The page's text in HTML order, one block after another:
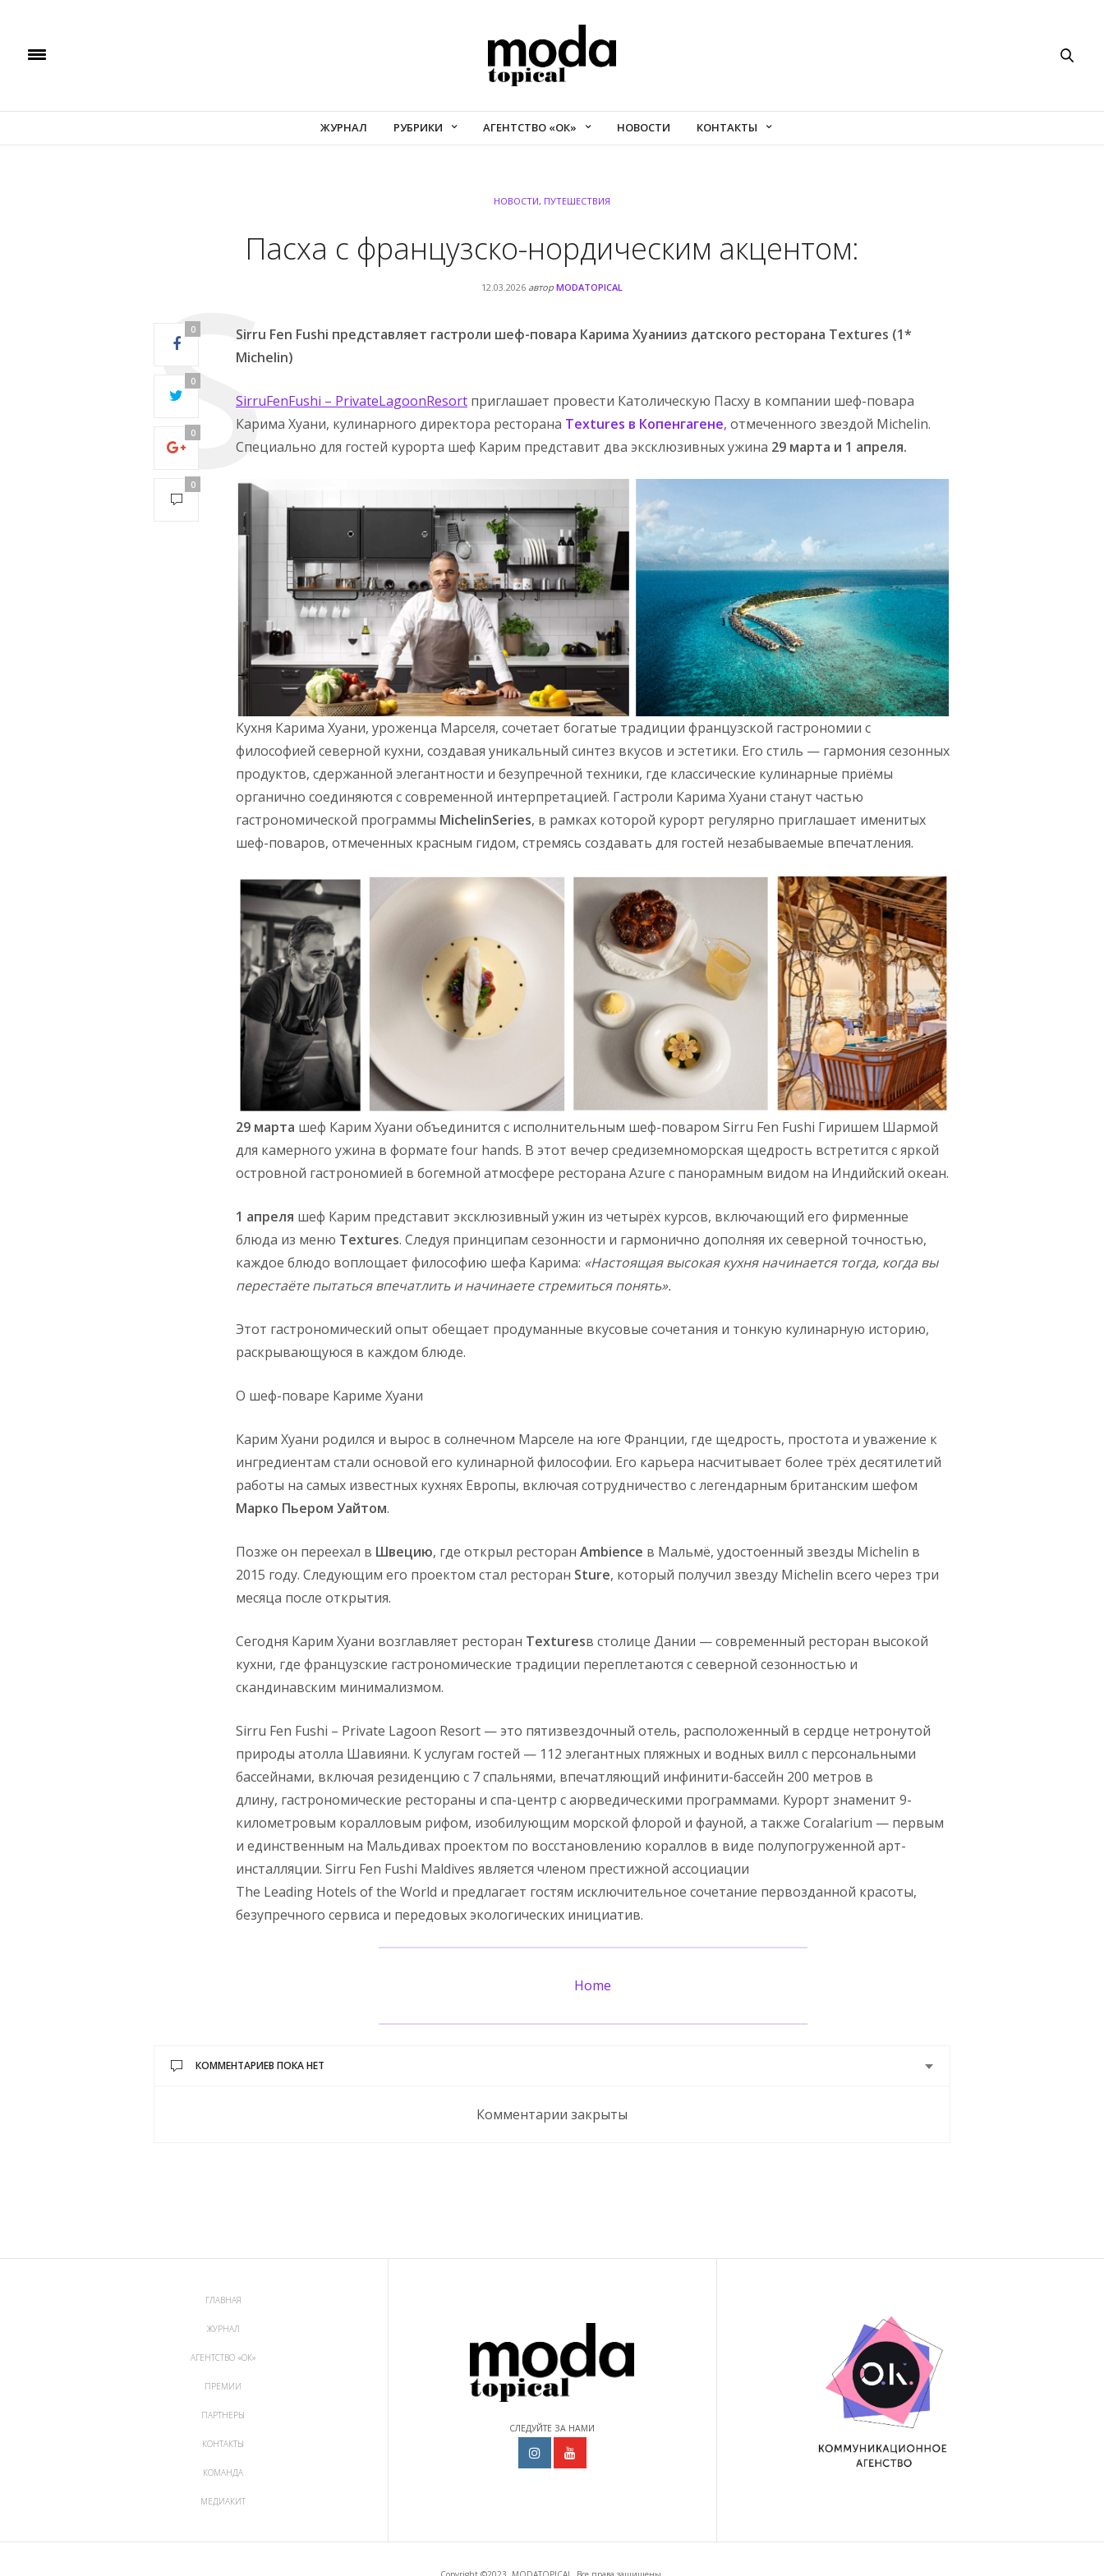
ЖУРНАЛ РУБРИКИ АГЕНТСТВО «ОК» НОВОСТИ КОНТАКТЫ
НОВОСТИ, ПУТЕШЕСТВИЯ
Пасха с французско-нордическим акцентом:
12.03.2026 автор MODATOPICAL
0
0
0
0
Sirru Fen Fushi представляет гастроли шеф-повара Карима Хуанииз датского ресторана Textures (1*
Michelin)
SirruFenFushi – PrivateLagoonResort приглашает провести Католическую Пасху в компании шеф-повара
Карима Хуани, кулинарного директора ресторана Textures в Копенгагене, отмеченного звездой Michelin.
Специально для гостей курорта шеф Карим представит два эксклюзивных ужина 29 марта и 1 апреля.
Кухня Карима Хуани, уроженца Марселя, сочетает богатые традиции французской гастрономии с
философией северной кухни, создавая уникальный синтез вкусов и эстетики. Его стиль — гармония сезонных
продуктов, сдержанной элегантности и безупречной техники, где классические кулинарные приёмы
органично соединяются с современной интерпретацией. Гастроли Карима Хуани станут частью
гастрономической программы MichelinSeries, в рамках которой курорт регулярно приглашает именитых
шеф-поваров, отмеченных красным гидом, стремясь создавать для гостей незабываемые впечатления.
29 марта шеф Карим Хуани объединится с исполнительным шеф-поваром Sirru Fen Fushi Гиришем Шармой
для камерного ужина в формате four hands. В этот вечер средиземноморская щедрость встретится с яркой
островной гастрономией в богемной атмосфере ресторана Azure с панорамным видом на Индийский океан.
1 апреля шеф Карим представит эксклюзивный ужин из четырёх курсов, включающий его фирменные
блюда из меню Textures. Следуя принципам сезонности и гармонично дополняя их северной точностью,
каждое блюдо воплощает философию шефа Карима: «Настоящая высокая кухняначинается тогда, когда вы
перестаёте пытаться впечатлить и начинаете стремиться понять».
Этот гастрономический опыт обещает продуманные вкусовые сочетания и тонкую кулинарную историю,
раскрывающуюся в каждом блюде.
О шеф-поваре Кариме Хуани
Карим Хуани родился и вырос в солнечном Марселе на юге Франции, где щедрость, простота и уважение к
ингредиентам стали основой его кулинарной философии. Его карьера насчитывает более трёх десятилетий
работы на самых известных кухнях Европы, включая сотрудничество с легендарным британским шефом
Марко Пьером Уайтом.
Позже он переехал в Швецию, где открыл ресторан Ambience в Мальмё, удостоенный звезды Michelin в
2015 году. Следующим его проектом стал ресторан Sture, который получил звезду Michelin всего через три
месяца после открытия.
Сегодня Карим Хуани возглавляет ресторан Texturesв столице Дании — современный ресторан высокой
кухни, где французские гастрономические традиции переплетаются с северной сезонностью и
скандинавским минимализмом.
Sirru Fen Fushi – Private Lagoon Resort — это пятизвездочный отель, расположенный в сердце нетронутой
природы атолла Шавияни. К услугам гостей — 112 элегантных пляжных и водных вилл с персональными
бассейнами, включая резиденцию с 7 спальнями, впечатляющий инфинити-бассейн 200 метров в
длину, гастрономические рестораны и спа-центр с аюрведическими программами. Курорт знаменит 9-
километровым коралловым рифом, изобилующим морской флорой и фауной, а также Coralarium — первым
и единственным на Мальдивах проектом по восстановлению кораллов в виде полупогруженной арт-
инсталляции. Sirru Fen Fushi Maldives является членом престижной ассоциации
The Leading Hotels of the World и предлагает гостям исключительное сочетание первозданной красоты,
безупречного сервиса и передовых экологических инициатив.
Home
КОММЕНТАРИЕВ ПОКА НЕТ
Комментарии закрыты
ГЛАВНАЯ
ЖУРНАЛ
АГЕНТСТВО «ОК»
ПРЕМИИ
ПАРТНЕРЫ
КОНТАКТЫ
КОМАНДА
МЕДИАКИТ
СЛЕДУЙТЕ ЗА НАМИ